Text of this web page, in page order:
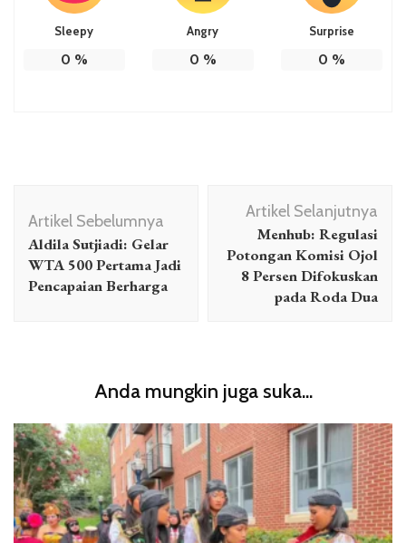
Sleepy
0 %
Angry
0 %
Surprise
0 %
Artikel
Artikel Sebelumnya
Aldila Sutjiadi: Gelar
WTA 500 Pertama Jadi
Pencapaian Berharga
Artikel Selanjutnya
Menhub: Regulasi
Potongan Komisi Ojol
8 Persen Difokuskan
pada Roda Dua
Anda mungkin juga suka...